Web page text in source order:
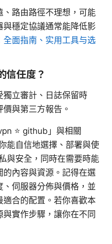
路由路徑不理想，可能
穩定協議通常能降低影
全面指南、实用工具与选
信任度？
獨立審計、日誌保留時
與第三方報告。
⭐ github」與相關
能自信地選擇、部署與使
與安全，同時在需要時能
內容與資源。記得在選
伺服器分佈與價格，並
合的配置。若你喜歡本
實作步驟，讓你在不同